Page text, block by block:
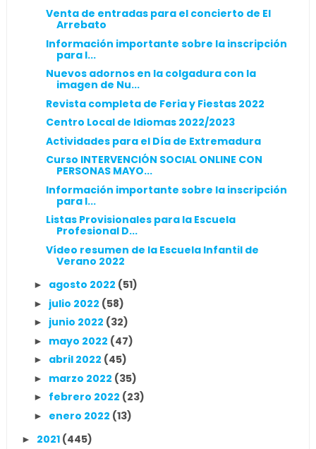
Venta de entradas para el concierto de El
Arrebato
Información importante sobre la inscripción
para l...
Nuevos adornos en la colgadura con la
imagen de Nu...
Revista completa de Feria y Fiestas 2022
Centro Local de Idiomas 2022/2023
Actividades para el Día de Extremadura
Curso INTERVENCIÓN SOCIAL ONLINE CON
PERSONAS MAYO...
Información importante sobre la inscripción
para l...
Listas Provisionales para la Escuela
Profesional D...
Vídeo resumen de la Escuela Infantil de
Verano 2022
► agosto 2022 (51)
► julio 2022 (58)
► junio 2022 (32)
► mayo 2022 (47)
► abril 2022 (45)
► marzo 2022 (35)
► febrero 2022 (23)
► enero 2022 (13)
► 2021 (445)